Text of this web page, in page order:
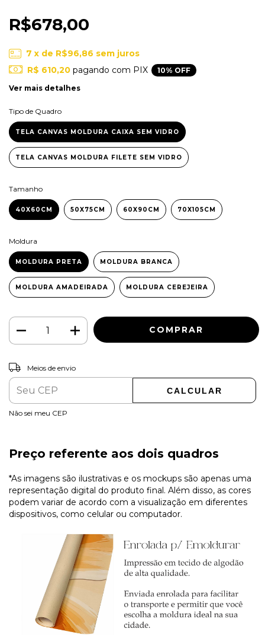
R$678,00
7 x de R$96,86 sem juros
R$ 610,20 pagando com PIX
10% OFF
Ver mais detalhes
Tipo de Quadro
TELA CANVAS MOLDURA CAIXA SEM VIDRO
TELA CANVAS MOLDURA FILETE SEM VIDRO
Tamanho
40X60CM 50X75CM 60X90CM 70X105CM
Moldura
MOLDURA PRETA MOLDURA BRANCA
MOLDURA AMADEIRADA MOLDURA CEREJEIRA
Entregas para o CEP:
Meios de envio
CALCULAR
Não sei meu CEP
Preço referente aos dois quadros
*As imagens são ilustrativas e os mockups são apenas uma
representação digital do produto final. Além disso, as cores
podem variar de acordo com a visualização em diferentes
dispositivos, como celular ou computador.